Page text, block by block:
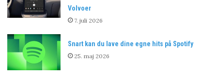
Volvoer
7. juli 2026
Snart kan du lave dine egne hits på Spotify
25. maj 2026